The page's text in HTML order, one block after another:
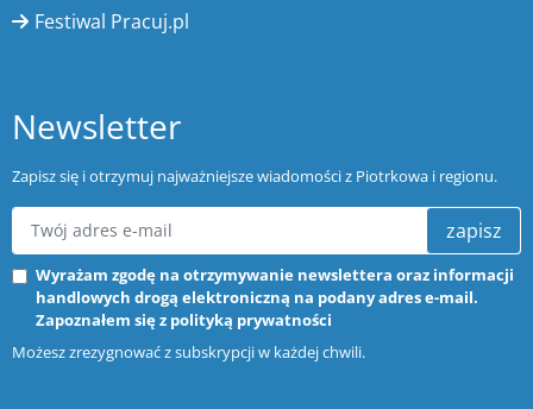
Festiwal Pracuj.pl
Newsletter
Zapisz się i otrzymuj najważniejsze wiadomości z Piotrkowa i regionu.
zapisz
Wyrażam zgodę na otrzymywanie newslettera oraz informacji
handlowych drogą elektroniczną na podany adres e-mail.
Zapoznałem się z polityką prywatności
Możesz zrezygnować z subskrypcji w każdej chwili.